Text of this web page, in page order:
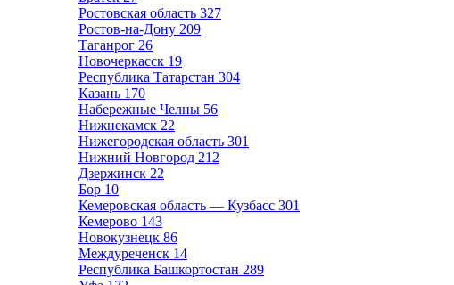
Ростовская область 327
Ростов-на-Дону 209
Таганрог 26
Новочеркасск 19
Республика Татарстан 304
Казань 170
Набережные Челны 56
Нижнекамск 22
Нижегородская область 301
Нижний Новгород 212
Дзержинск 22
Бор 10
Кемеровская область — Кузбасс 301
Кемерово 143
Новокузнецк 86
Междуреченск 14
Республика Башкортостан 289